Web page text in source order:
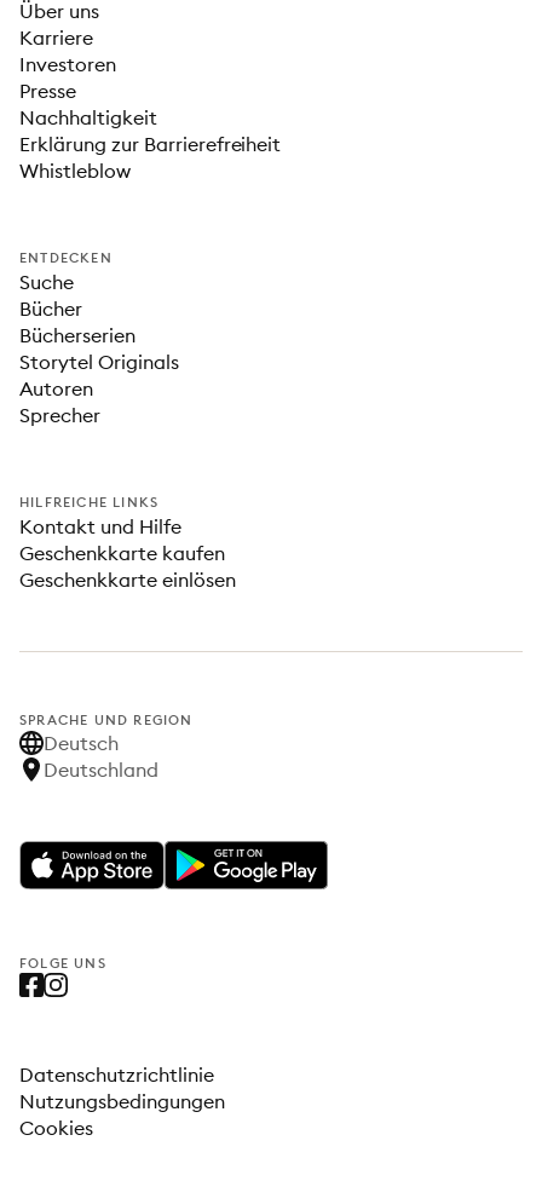
Über uns
Karriere
Investoren
Presse
Nachhaltigkeit
Erklärung zur Barrierefreiheit
Whistleblow
ENTDECKEN
Suche
Bücher
Bücherserien
Storytel Originals
Autoren
Sprecher
HILFREICHE LINKS
Kontakt und Hilfe
Geschenkkarte kaufen
Geschenkkarte einlösen
SPRACHE UND REGION
Deutsch
Deutschland
FOLGE UNS
Datenschutzrichtlinie
Nutzungsbedingungen
Cookies